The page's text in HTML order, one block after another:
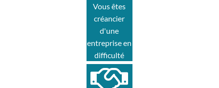
Vous êtes
créancier
d'une
entreprise en
difficulté